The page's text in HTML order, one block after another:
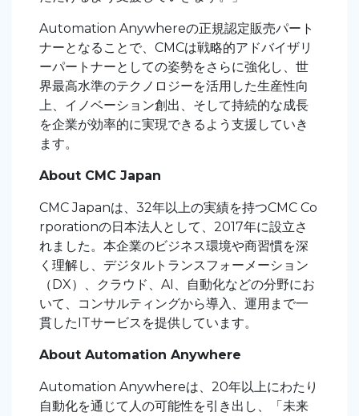
Automation Anywhereの正規認定販売パート
ナーとなることで、CMCは戦略的アドバイザリ
ーパートナーとしての姿勢をさらに強化し、世
界最高水準のテクノロジーを活用した生産性向
上、イノベーション創出、そして持続的な成長
を企業が効率的に実現できるよう支援していき
ます。
About CMC Japan
CMC Japanは、32年以上の実績を持つCMC Co
rporationの日本法人として、2017年に設立さ
れました。本企業のビジネス環境や商習慣を深
く理解し、デジタルトランスフォーメーション
（DX）、クラウド、AI、自動化などの分野にお
いて、コンサルティングから導入、運用まで一
貫したITサービスを提供しています。
About Automation Anywhere
Automation Anywhereは、20年以上にわたり
自動化を通じて人の可能性を引き出し、「未来